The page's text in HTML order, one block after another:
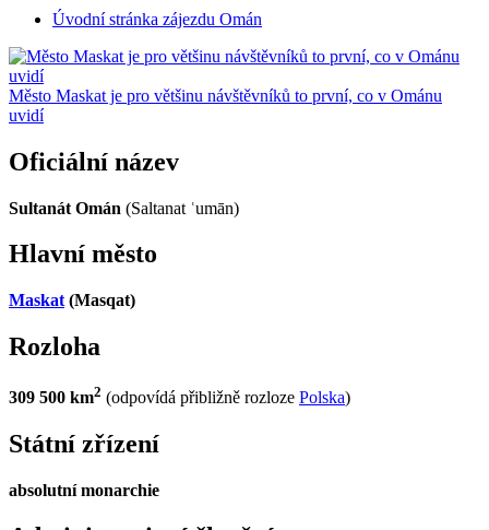
Úvodní stránka zájezdu Omán
Město Maskat je pro většinu návštěvníků to první, co v Ománu
uvidí
Oficiální název
Sultanát Omán (Saltanat ʿumān)
Hlavní město
Maskat (Masqat)
Rozloha
309 500 km2 (odpovídá přibližně rozloze Polska)
Státní zřízení
absolutní monarchie